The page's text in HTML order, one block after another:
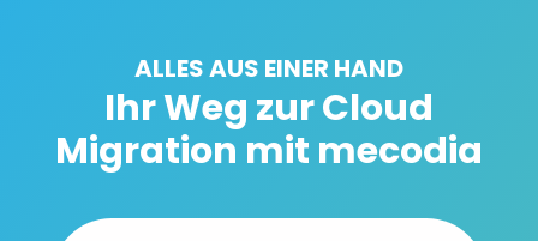
ALLES AUS EINER HAND
Ihr Weg zur Cloud
Migration mit mecodia